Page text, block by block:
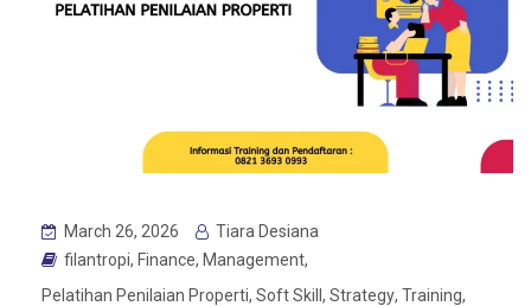
March 26, 2026
Tiara Desiana
filantropi, Finance, Management,
Pelatihan Penilaian Properti, Soft Skill , Strategy, Training,